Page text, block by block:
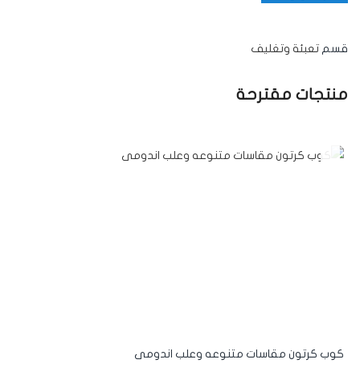
قسم تعبئة وتغليف
منتجات مقترحة
كوب كرتون مقاسات متنوعه وعلب اندومى